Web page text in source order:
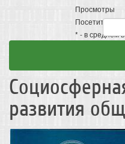
Просмотры
Посетители
* - в среднем
развития